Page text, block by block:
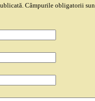
Câmpurile obligatorii